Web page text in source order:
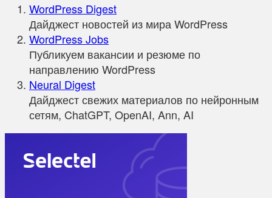
WordPress Digest
Дайджест новостей из мира WordPress
WordPress Jobs
Публикуем вакансии и резюме по
направлению WordPress
Neural Digest
Дайджест свежих материалов по нейронным
сетям, ChatGPT, OpenAI, Ann, AI